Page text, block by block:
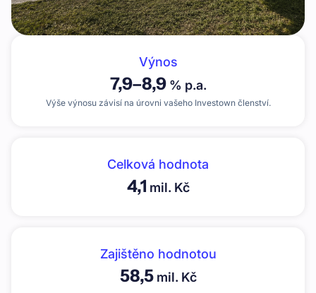
Výnos
7,9–8,9% p.a.
Výše výnosu závisí na úrovni vašeho Investown členství.
Celková hodnota
4,1 mil. Kč
Zajištěno hodnotou
58,5mil. Kč